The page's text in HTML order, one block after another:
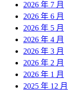
2026 年 7 月
2026 年 6 月
2026 年 5 月
2026 年 4 月
2026 年 3 月
2026 年 2 月
2026 年 1 月
2025 年 12 月